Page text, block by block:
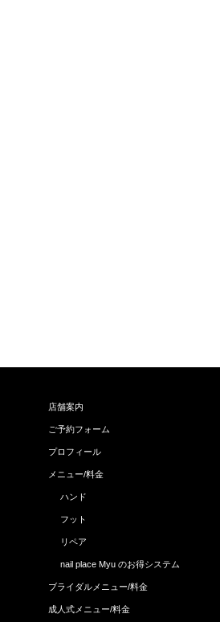
店舗案内
ご予約フォーム
プロフィール
メニュー/料金
ハンド
フット
リペア
nail place Myu のお得システム
ブライダルメニュー/料金
成人式メニュー/料金